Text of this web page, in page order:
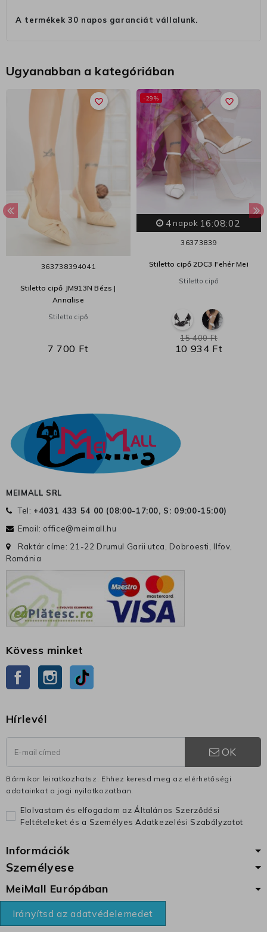
A termékek 30 napos garanciát vállalunk.
Ugyanabban a kategóriában
favorite_border
363738394041
Stiletto cipő JM913N Bézs |
Annalise
Stiletto cipő
7 700 Ft
favorite_border
-29%
4 napok 16:08:01
36373839
Stiletto cipő 2DC3 Fehér Mei
Stiletto cipő
10 934 Ft
15 400 Ft
MEIMALL SRL
Tel: +4031 433 54 00 (08:00-17:00, S: 09:00-15:00)
Email: office@meimall.hu
Raktár címe: 21-22 Drumul Garii utca, Dobroesti, Ilfov,
Románia
Kövess minket
Facebook Instagram
Hírlevél
OK
Bármikor leiratkozhatsz. Ehhez keresd meg az elérhetőségi
adatainkat a jogi nyilatkozatban.
Elolvastam és elfogadom az Általános Szerződési
Feltételeket és a Személyes Adatkezelési Szabályzatot
Információk
Személyese
MeiMall Európában
Irányítsd az adatvédelemedet